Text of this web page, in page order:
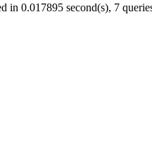
in 0.017895 second(s), 7